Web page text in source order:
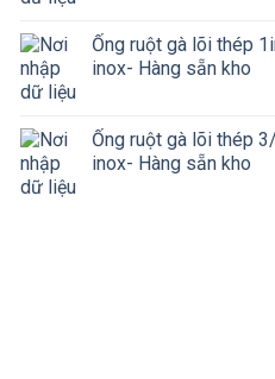
Ống ruột gà lõi thép
inox- Hàng sẵn kho
Ống ruột gà lõi thép
inox- Hàng sẵn kho